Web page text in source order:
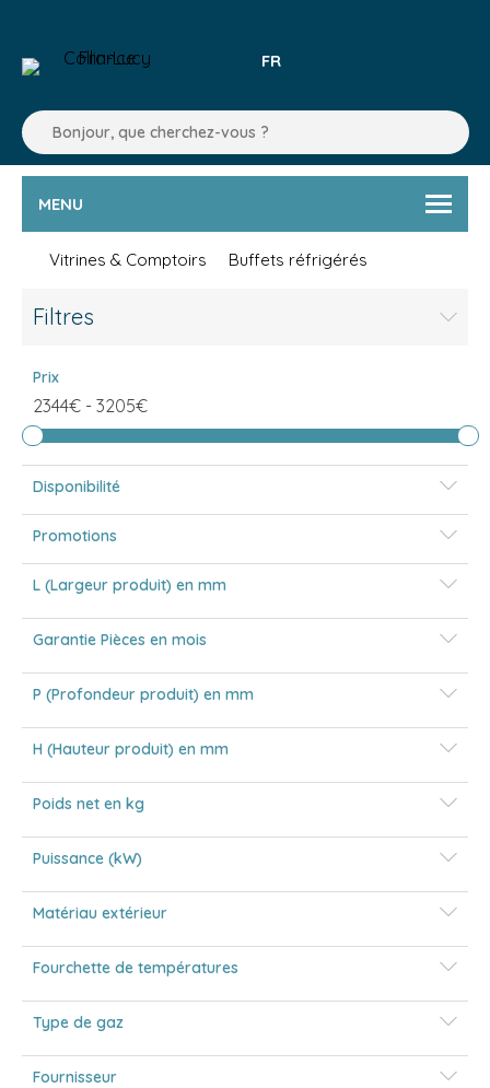
FR
MENU
Vitrines & Comptoirs Buffets réfrigérés
Filtres
Prix
2344€ - 3205€
Disponibilité
Promotions
L (Largeur produit) en mm
Garantie Pièces en mois
P (Profondeur produit) en mm
H (Hauteur produit) en mm
Poids net en kg
Puissance (kW)
Matériau extérieur
Fourchette de températures
Type de gaz
Fournisseur